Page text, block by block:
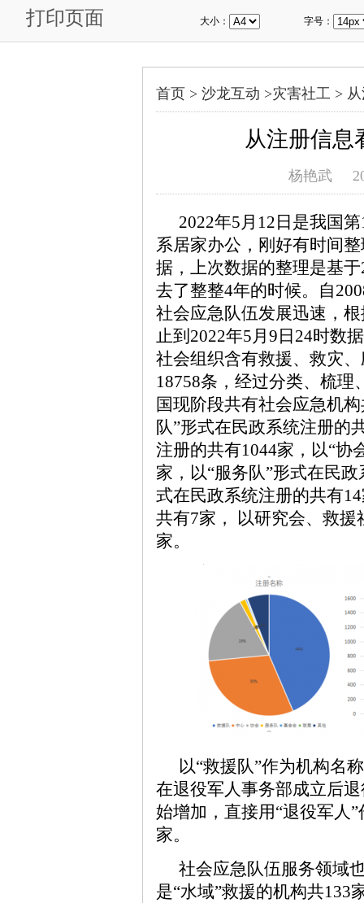
打印页面 大小： 字号：
首页 > 沙龙互动 >灾害社工 >
从注册信息
杨艳武
2022年5月12日是我国
系居家办公，刚好有时间
据，上次数据的整理是基
去了整整4年的时候。自
社会应急队伍发展迅速，
止到2022年5月9日24时数
社会组织含有救援、救灾
18758条，经过分类、梳
国现阶段共有社会应急机
队”形式在民政系统注册的
注册的共有1044家，以“协
家，以“服务队”形式在民
式在民政系统注册的共有
共有7家， 以研究会、救
家。
以“救援队”作为机构名
在退役军人事务部成立后
始增加，直接用“退役军人
家。
社会应急队伍服务领域
是“水域”救援的机构共133